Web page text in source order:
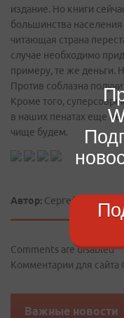
издание. Но книги
большинства
читающая страна
случае необходимо
примеру, те же деньги.
Против соблазна
Кроме того,
в наших пенатах еще не
чище будем.
Автор: Сергей КОЖИН
Comments are disabled
Комментарии для сайта
Важные новости